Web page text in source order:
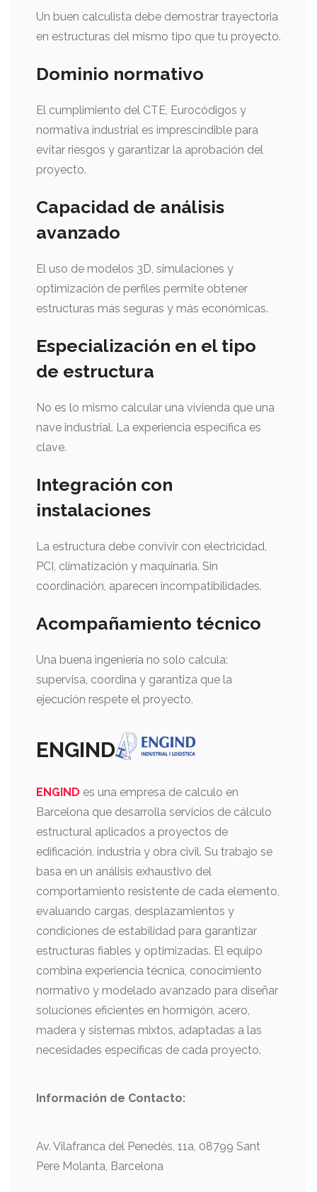
Un buen calculista debe demostrar trayectoria
en estructuras del mismo tipo que tu proyecto.
Dominio normativo
El cumplimiento del CTE, Eurocódigos y
normativa industrial es imprescindible para
evitar riesgos y garantizar la aprobación del
proyecto.
Capacidad de análisis
avanzado
El uso de modelos 3D, simulaciones y
optimización de perfiles permite obtener
estructuras más seguras y más económicas.
Especialización en el tipo
de estructura
No es lo mismo calcular una vivienda que una
nave industrial. La experiencia específica es
clave.
Integración con
instalaciones
La estructura debe convivir con electricidad,
PCI, climatización y maquinaria. Sin
coordinación, aparecen incompatibilidades.
Acompañamiento técnico
Una buena ingeniería no solo calcula:
supervisa, coordina y garantiza que la
ejecución respete el proyecto.
ENGIND
ENGIND es una empresa de calculo en
Barcelona que desarrolla servicios de cálculo
estructural aplicados a proyectos de
edificación, industria y obra civil. Su trabajo se
basa en un análisis exhaustivo del
comportamiento resistente de cada elemento,
evaluando cargas, desplazamientos y
condiciones de estabilidad para garantizar
estructuras fiables y optimizadas. El equipo
combina experiencia técnica, conocimiento
normativo y modelado avanzado para diseñar
soluciones eficientes en hormigón, acero,
madera y sistemas mixtos, adaptadas a las
necesidades específicas de cada proyecto.
Información de Contacto:
Av. Vilafranca del Penedès, 11a, 08799 Sant
Pere Molanta, Barcelona